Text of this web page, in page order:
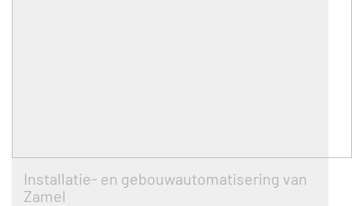
Installatie- en gebouwautomatisering van
Zamel